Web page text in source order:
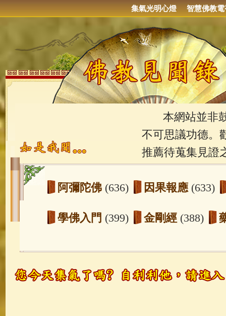
集氣光明心燈 智慧佛教電
本網站並非鼓
不可思議功德。
推薦待蒐集見證
阿彌陀佛 (636) 因果報應 (633)
學佛入門 (399) 金剛經 (388)
玉曆寶鈔(236) 地藏經(225)
觀世音菩薩 (146) 聖救度佛母(